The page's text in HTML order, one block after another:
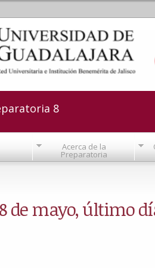
8
Acerca de la
Preparatoria
de mayo, último